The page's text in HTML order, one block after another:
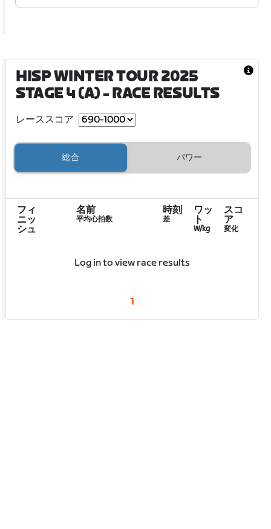
HISP WINTER TOUR 2025
STAGE 4 (A)- RACE RESULTS
レーススコア
総合 パワー
フィ
ニッ
シュ
名前
平均心拍数
時刻
差
ワッ
ト
W/kg
スコ
ア
変化
Log in to view race results
1